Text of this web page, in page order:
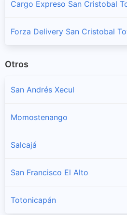
Cargo Expreso San Cristobal
Forza Delivery San Cristobal
Otros
San Andrés Xecul
Momostenango
Salcajá
San Francisco El Alto
Totonicapán